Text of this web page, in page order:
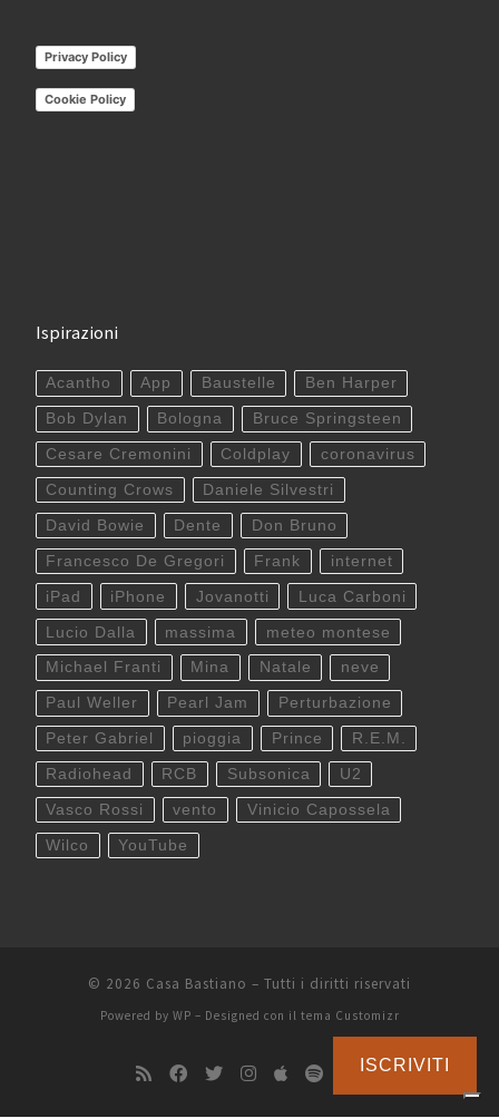
Privacy Policy
Cookie Policy
Ispirazioni
Acantho App Baustelle Ben Harper
Bob Dylan Bologna Bruce Springsteen
Cesare Cremonini Coldplay coronavirus
Counting Crows Daniele Silvestri
David Bowie Dente Don Bruno
Francesco De Gregori Frank internet
iPad iPhone Jovanotti Luca Carboni
Lucio Dalla massima meteo montese
Michael Franti Mina Natale neve
Paul Weller Pearl Jam Perturbazione
Peter Gabriel pioggia Prince R.E.M.
Radiohead RCB Subsonica U2
Vasco Rossi vento Vinicio Capossela
Wilco YouTube
© 2026 Casa Bastiano – Tutti i diritti riservati
Powered by WP – Designed con il tema Customizr
ISCRIVITI